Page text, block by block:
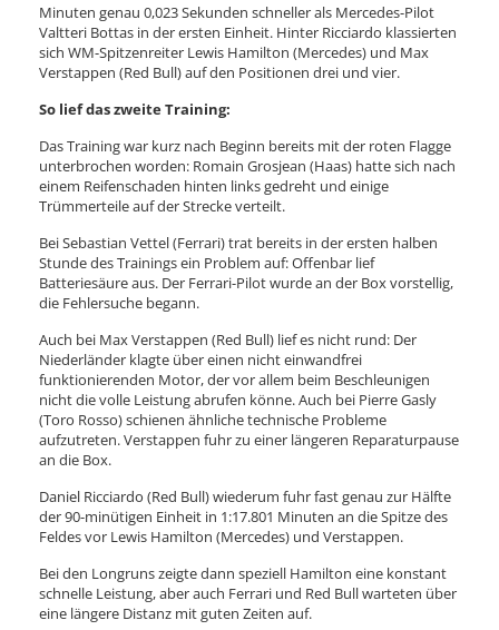
Minuten genau 0,023 Sekunden schneller als Mercedes-Pilot
Valtteri Bottas in der ersten Einheit. Hinter Ricciardo klassierten
sich WM-Spitzenreiter Lewis Hamilton (Mercedes) und Max
Verstappen (Red Bull) auf den Positionen drei und vier.
So lief das zweite Training:
Das Training war kurz nach Beginn bereits mit der roten Flagge
unterbrochen worden: Romain Grosjean (Haas) hatte sich nach
einem Reifenschaden hinten links gedreht und einige
Trümmerteile auf der Strecke verteilt.
Bei Sebastian Vettel (Ferrari) trat bereits in der ersten halben
Stunde des Trainings ein Problem auf: Offenbar lief
Batteriesäure aus. Der Ferrari-Pilot wurde an der Box vorstellig,
die Fehlersuche begann.
Auch bei Max Verstappen (Red Bull) lief es nicht rund: Der
Niederländer klagte über einen nicht einwandfrei
funktionierenden Motor, der vor allem beim Beschleunigen
nicht die volle Leistung abrufen könne. Auch bei Pierre Gasly
(Toro Rosso) schienen ähnliche technische Probleme
aufzutreten. Verstappen fuhr zu einer längeren Reparaturpause
an die Box.
Daniel Ricciardo (Red Bull) wiederum fuhr fast genau zur Hälfte
der 90-minütigen Einheit in 1:17.801 Minuten an die Spitze des
Feldes vor Lewis Hamilton (Mercedes) und Verstappen.
Bei den Longruns zeigte dann speziell Hamilton eine konstant
schnelle Leistung, aber auch Ferrari und Red Bull warteten über
eine längere Distanz mit guten Zeiten auf.